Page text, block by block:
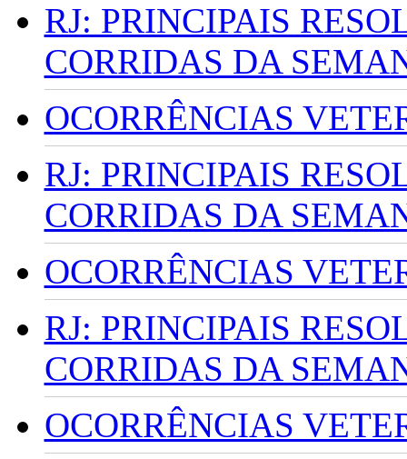
RJ: PRINCIPAIS
CORRIDAS DA
OCORRÊNCIAS
RJ: PRINCIPAIS
CORRIDAS DA
OCORRÊNCIAS
RJ: PRINCIPAIS
CORRIDAS DA
OCORRÊNCIAS